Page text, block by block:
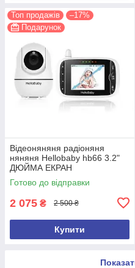
Топ продажів
–17%
Подарунок
Відеоняняня радіоняня
няняня Hellobaby hb66 3.2"
ДЮЙМА ЕКРАН
Готово до відправки
2 075 ₴ 2 500 ₴
Купити